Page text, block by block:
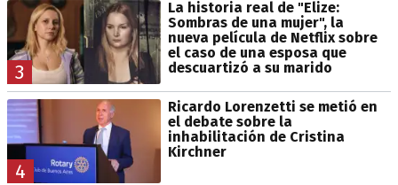
3
La historia real de "Elize:
Sombras de una mujer", la
nueva película de Netflix sobre
el caso de una esposa que
descuartizó a su marido
4
Ricardo Lorenzetti se metió en
el debate sobre la
inhabilitación de Cristina
Kirchner